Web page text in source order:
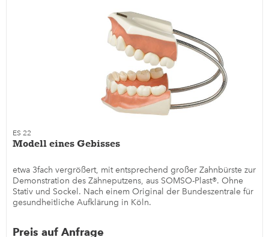
ES 22
Modell eines Gebisses
etwa 3fach vergrößert, mit entsprechend großer Zahnbürste zur
Demonstration des Zähneputzens, aus SOMSO-Plast®. Ohne
Stativ und Sockel. Nach einem Original der Bundeszentrale für
gesundheitliche Aufklärung in Köln.
Preis auf Anfrage